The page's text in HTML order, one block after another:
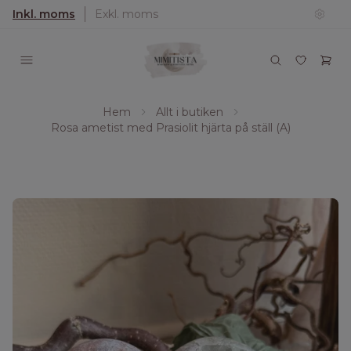
Inkl. moms Exkl. moms
Hem
Allt i butiken
Rosa ametist med Prasiolit hjärta på ställ (A)